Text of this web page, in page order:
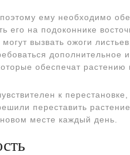
ему необходимо
его на подоконнике
вызвать ожоги
дополнительное
обеспечат растению
к
переставить
месте каждый день.